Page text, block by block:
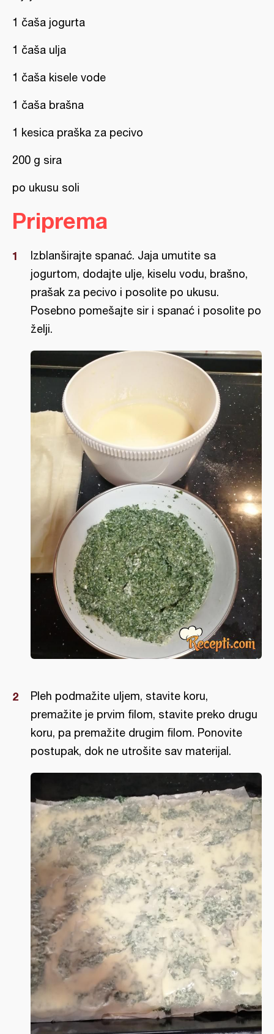
1 čaša jogurta
1 čaša ulja
1 čaša kisele vode
1 čaša brašna
1 kesica praška za pecivo
200 g sira
po ukusu soli
Priprema
Izblanširajte spanać. Jaja umutite sa
jogurtom, dodajte ulje, kiselu vodu, brašno,
prašak za pecivo i posolite po ukusu.
Posebno pomešajte sir i spanać i posolite po
želji.
Pleh podmažite uljem, stavite koru,
premažite je prvim filom, stavite preko drugu
koru, pa premažite drugim filom. Ponovite
postupak, dok ne utrošite sav materijal.